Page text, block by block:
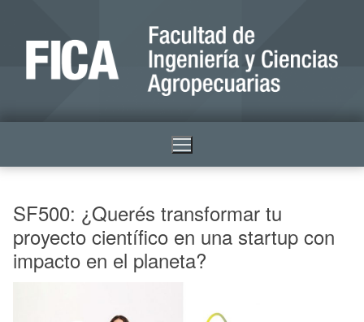
SF500: ¿Querés transformar tu
proyecto científico en una startup con
impacto en el planeta?